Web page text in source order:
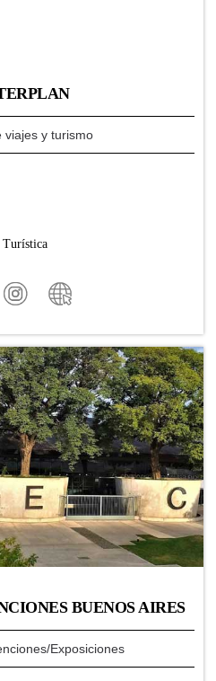
viajes y turismo
Turística
BUENOS AIRES
Exposiciones